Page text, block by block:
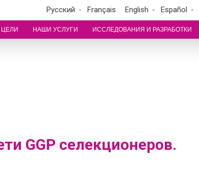
Pусский Français English Español
НАШИ УСЛУГИ ИССЛЕДОВАНИЯ И РАЗРАБОТКИ
GGP селекционеров.